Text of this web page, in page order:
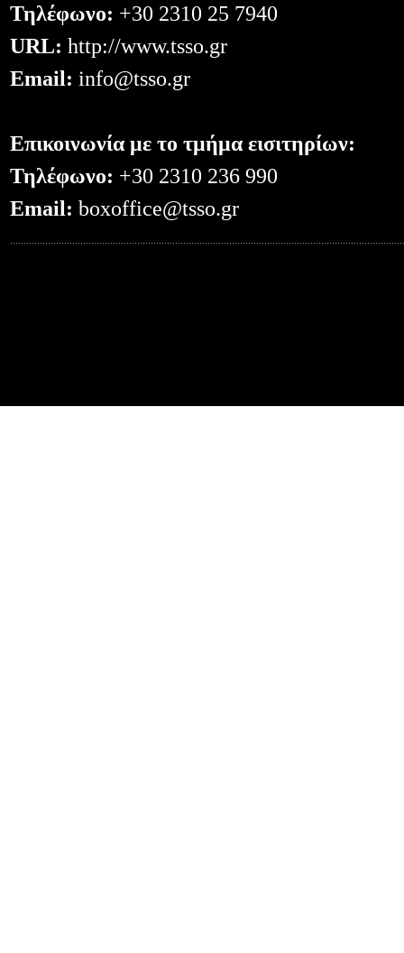
Τηλέφωνο: +30 2310 25 7940
URL: http://www.tsso.gr
Email: info@tsso.gr
Επικοινωνία με το τμήμα εισιτηρίων:
Τηλέφωνο: +30 2310 236 990
Email: boxoffice@tsso.gr